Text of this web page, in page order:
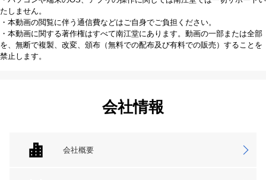
たしません。
・本動画の閲覧に伴う通信費などはご自身でご負担ください。
・本動画に関する著作権はすべて南江堂にあります。動画の一部または全部
を、無断で複製、改変、頒布（無料での配布及び有料での販売）することを
禁止します。
会社情報
会社概要